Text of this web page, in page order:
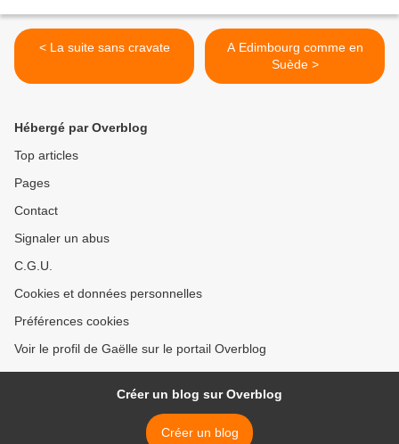
< La suite sans cravate
A Edimbourg comme en
Suède >
Hébergé par Overblog
Top articles
Pages
Contact
Signaler un abus
C.G.U.
Cookies et données personnelles
Préférences cookies
Voir le profil de Gaëlle sur le portail Overblog
Créer un blog sur Overblog
Créer un blog